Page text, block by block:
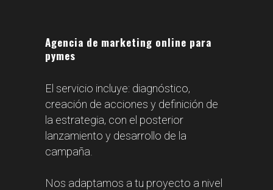
dominio, hosting y correos
POSICIONAMIENTO SEO
Consigue mayor visibilidad en
los buscadores, valoración
gratuita previa del proyecto
Agencia de marketing online para
pymes
El servicio incluye: diagnóstico,
creación de acciones y definición de
la estrategia, con el posterior
lanzamiento y desarrollo de la
campaña.
Nos adaptamos a tu proyecto a nivel